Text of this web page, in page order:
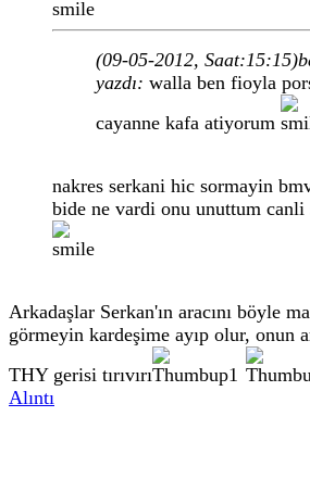
(09-05-2012, Saat:15:15)
yazdı: walla ben fioyla
cayanne kafa atiyorum
nakres serkani hic sormayin
bide ne vardi onu unuttum
Arkadaşlar Serkan'ın aracını böyle
görmeyin kardeşime ayıp olur, onun
THY gerisi tırıvırı
Alıntı